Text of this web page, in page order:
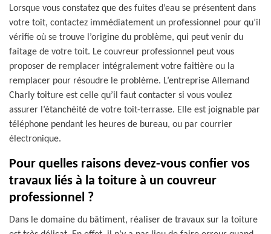
Lorsque vous constatez que des fuites d’eau se présentent dans
votre toit, contactez immédiatement un professionnel pour qu’il
vérifie où se trouve l’origine du problème, qui peut venir du
faitage de votre toit. Le couvreur professionnel peut vous
proposer de remplacer intégralement votre faitière ou la
remplacer pour résoudre le problème. L’entreprise Allemand
Charly toiture est celle qu’il faut contacter si vous voulez
assurer l’étanchéité de votre toit-terrasse. Elle est joignable par
téléphone pendant les heures de bureau, ou par courrier
électronique.
Pour quelles raisons devez-vous confier vos
travaux liés à la toiture à un couvreur
professionnel ?
Dans le domaine du bâtiment, réaliser de travaux sur la toiture